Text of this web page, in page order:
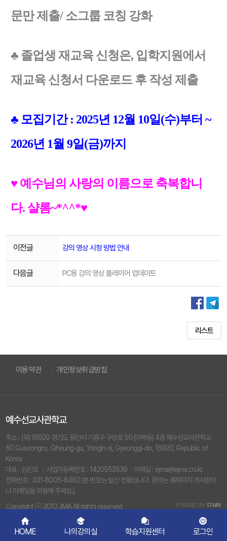
문만 제출/ 소그룹 코칭 강화
♣ 졸업생 재교육 신청은, 입학지원에서
재교육 신청서 다운로드 후 작성 제출
♣ 모집기간 : 2025년 12월 10일(수)부터 ~
2026년 1월 9일(금)까지
♥ 예수님의 사랑의 이름으로 축복합니
다. 샬롬~*^^*♥
이전글 강의 영상 시청 방법 안내
다음글 PC용 강의 영상 플레이어 업데이트
리스트
이용약관 개인정보취급방침
예수선교사관학교
주소 : (우) 16920 경기도 용인시 기흥구 구성로 50 (마북동) 4층 예수선교사관학교
50 Guseongro, Giheung-gu, Yongin-si, Gyeonggi-do, 16920, Republic of
Korea
대표 : 김진호
사업자등록번호 : 1420553539
이메일 : ejma@ejma.co.kr
전화번호 : 031-8005-8482 (본 번호는 발신 전용입니다. 문의는 홈페이지 게시판이
나 이메일을 이용해 주세요.)
Copyright ⓒ 2010 JMA All rights reserved
POWERED BY STWAY
HOME 나의강의실 학습지원센터 로그인